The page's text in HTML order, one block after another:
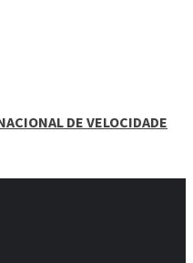
DE VELOCIDADE